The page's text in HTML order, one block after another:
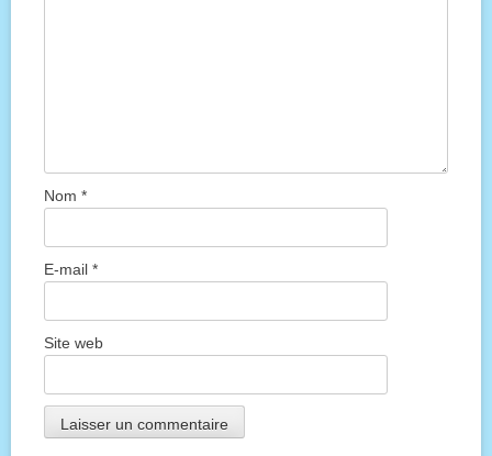
Nom *
E-mail *
Site web